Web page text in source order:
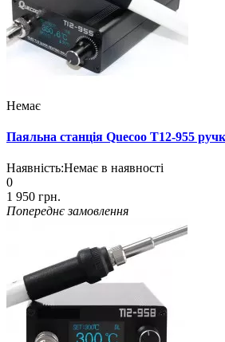
Немає
Паяльна станція Quecoo T12-955
Наявність:Немає в наявності
0
1 950 грн.
Попереднє замовлення